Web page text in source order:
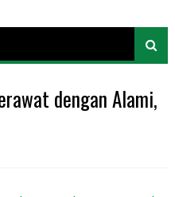
dengan Alami,